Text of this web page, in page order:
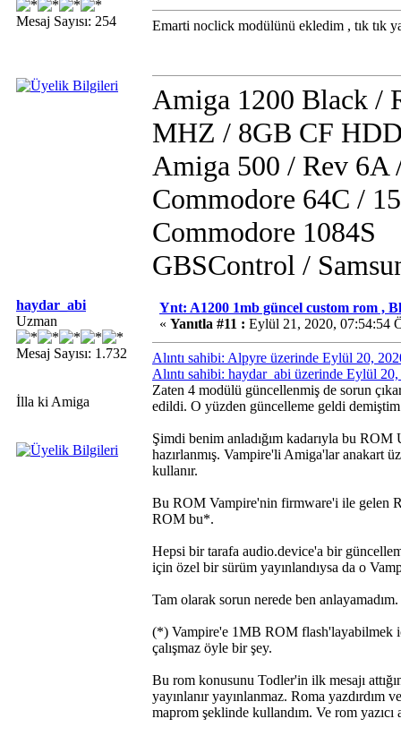
Mesaj Sayısı: 254 Emarti noclick modülünü ekledim , tık tık
Amiga 1200 Black /
MHZ / 8GB CF
Amiga 500 / Rev
Commodore 64C /
Commodore 1084S
GBSControl /
haydar_abi
Uzman
Mesaj Sayısı: 1.732
İlla ki Amiga
Ynt: A1200 1mb güncel custom rom ,
« Yanıtla #11 : Eylül 21, 2020, 07:54:54
Alıntı sahibi: Alpyre üzerinde Eylül 20,
Alıntı sahibi: haydar_abi üzerinde Eylül
Zaten 4 modülü güncellenmiş de sorun
edildi. O yüzden güncelleme geldi
Şimdi benim anladığım kadarıyla bu
hazırlanmış. Vampire'li Amiga'lar anakart
kullanır.
Bu ROM Vampire'nin firmware'i ile gelen
ROM bu*.
Hepsi bir tarafa audio.device'a bir
için özel bir sürüm yayınlandıysa da o
Tam olarak sorun nerede ben anlayamadım.
(*) Vampire'e 1MB ROM flash'layabilmek
çalışmaz öyle bir şey.
Bu rom konusunu Todler'in ilk mesajı
yayınlanır yayınlanmaz. Roma yazdırdım
maprom şeklinde kullandım. Ve rom yazıcı